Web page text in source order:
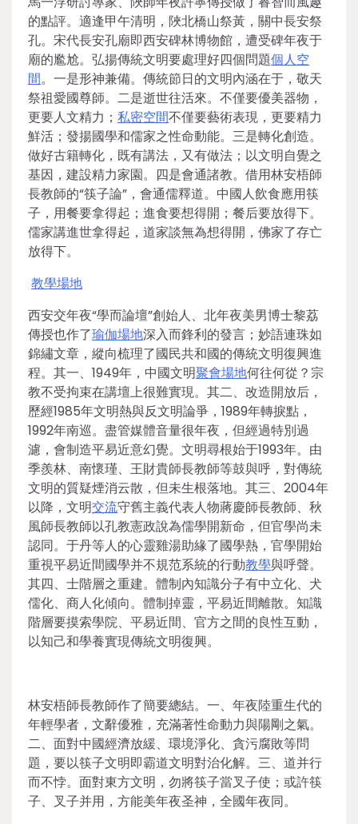
的點評。適逢甲午清明，陜北橋山祭黃，關中長安祭
孔。宋代長安孔廟即西安碑林博物館，遭受碑年夜于
廟的尷尬。弘揚傳統文明要處理好四個問題個人空
間。一是形神兼備。傳統節日的文明內涵在于，敬天
祭祖愛國尊師。二是逝世往活來。不僅要優美器物，
更要人文精力； 私密空間不僅要藝術表現，更要精力
鮮活；發揚國學和儒家之性命動能。三是轉化創造。
做好古籍轉化，既有講法，又有做法；以文明自覺之
基因，建設精力家園。四是會通諸教。借用林安梧師
長教師的“筷子論”，會通儒釋道。中國人飲食應用筷
子，用餐要拿得起；進食要想得開；餐后要放得下。
儒家講進世拿得起，道家談無為想得開，佛家了存亡
放得下。
教學場地
西安交年夜“學而論壇”創始人、北年夜美男博士黎荔
傳授也作了瑜伽場地深入而鋒利的發言；妙語連珠如
錦繡文章，縱向梳理了國民共和國的傳統文明復興進
程。其一、1949年，中國文明聚會場地何往何從？宗
教不受拘束在講壇上很難實現。其二、改造開放后，
歷經1985年文明熱與反文明論爭，1989年轉捩點，
1992年南巡。盡管媒體音量很年夜，但經過特別過
濾，會制造平易近意幻覺。文明尋根始于1993年。由
季羨林、南懷瑾、王財貴師長教師等鼓與呼，對傳統
文明的質疑煙消云散，但未生根落地。其三、2004年
以降，文明交流守舊主義代表人物蔣慶師長教師、秋
風師長教師以孔教憲政說為儒學開新命，但官學尚未
認同。于丹等人的心靈雞湯助緣了國學熱，官學開始
重視平易近間國學并不規范系統的行動教學與呼聲。
其四、士階層之重建。體制內知識分子有中立化、犬
儒化、商人化傾向。體制掉靈，平易近間離散。知識
階層要摸索學院、平易近間、官方之間的良性互動，
以知己和學養實現傳統文明復興。
林安梧師長教師作了簡要總結。一、年夜陸重生代的
年輕學者，文辭優雅，充滿著性命動力與陽剛之氣。
二、面對中國經濟放緩、環境淨化、貪污腐敗等問
題，要以筷子文明即霸道文明對治化解。三、道并行
而不悖。面對東方文明，勿將筷子當叉子使；或許筷
子、叉子并用，方能美年夜圣神，全國年夜同。